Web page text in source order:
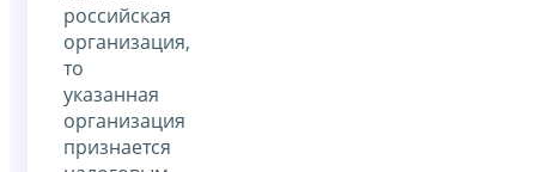
российская
организация,
то
указанная
организация
признается